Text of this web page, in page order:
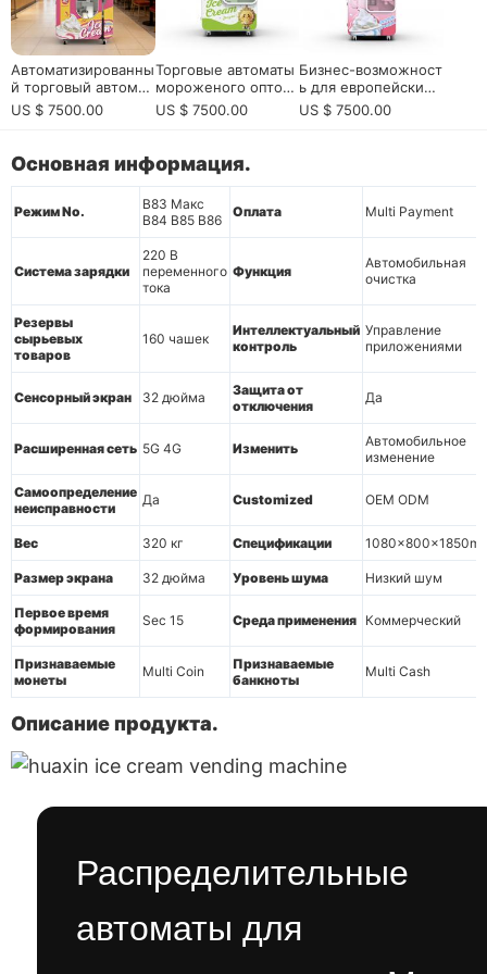
Автоматизированны
й торговый автомат
для мороженого: бу
дущее беспилотной
и
US $ 7500.00
Торговые автоматы
мороженого оптов
ые для европейски
х дистрибьюторов,
ых продаж, розничн
ых сетей, торговых
центров, аэропорто
в и туристических д
остопримечательно
стей
US $ 7500.00
Бизнес-возможност
ь для европейских
операторов, инвест
оров, дистрибьюто
US $ 7500.00
Основная информация.
Режим No.
B83 Макс
B84 B85 B86
Оплата Multi Payment
Система зарядки
220 В
переменного
тока
Функция
Автомобильная
очистка
Резервы
сырьевых
товаров
160 чашек
Интеллектуальный
контроль
Управление
приложениями
Сенсорный экран 32 дюйма
Защита от
отключения
Да
Расширенная сеть 5G 4G Изменить
Автомобильное
изменение
Самоопределение
неисправности
Да Customized OEM ODM
Вес 320 кг Спецификации
Размер экрана 32 дюйма Уровень шума Низкий шум
Первое время
формирования
Sec 15 Среда применения Коммерческий
Признаваемые
монеты
Multi Coin
Признаваемые
банкноты
Multi Cash
Описание продукта.
Распределительные
автоматы для